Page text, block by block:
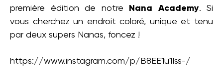
première édition de notre
Nana Academy. Si
vous cherchez un endroit coloré, unique et tenu
par deux supers Nanas, foncez !
https://www.instagram.com/p/B8EE1u1Iss-/